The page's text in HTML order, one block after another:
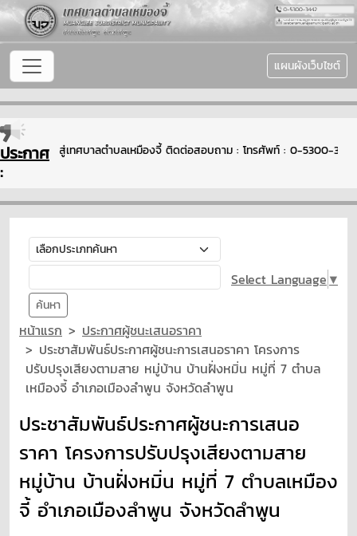
แผนผังเว็บไซต์
ประกาศ
:
อนรับเข้าสู่เทศบาลตำบลเหมืองจี้ ติดต่อสอบถาม : โทรศัพท์ : 0-5300-
ค้นหา
Select Language ▼
หน้าแรก
ประกาศผู้ชนะเสนอราคา
ประชาสัมพันธ์ประกาศผู้ชนะการเสนอราคา โครงการ
ปรับปรุงเสียงตามสาย หมู่บ้าน บ้านฝั่งหมิ่น หมู่ที่ 7 ตำบล
เหมืองจี้ อำเภอเมืองลำพูน จังหวัดลำพูน
ประชาสัมพันธ์ประกาศผู้ชนะการเสนอ
ราคา โครงการปรับปรุงเสียงตามสาย
หมู่บ้าน บ้านฝั่งหมิ่น หมู่ที่ 7 ตำบลเหมือง
จี้ อำเภอเมืองลำพูน จังหวัดลำพูน